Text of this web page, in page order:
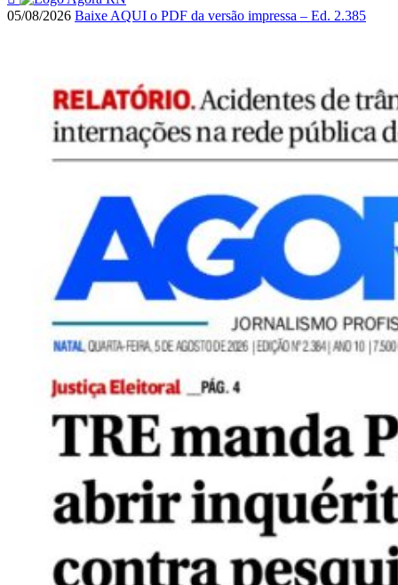
05/08/2026 Baixe AQUI o PDF da versão impressa – Ed. 2.385